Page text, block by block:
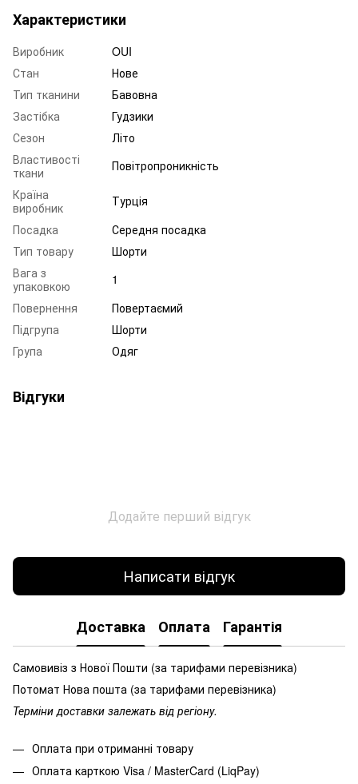
Характеристики
Виробник
OUI
Стан
Нове
Тип тканини
Бавовна
Застібка
Гудзики
Сезон
Літо
Властивості
ткани
Повітропроникність
Країна
виробник
Турція
Посадка
Середня посадка
Тип товару
Шорти
Вага з
упаковкою
1
Повернення
Повертаємий
Підгрупа
Шорти
Група
Одяг
Відгуки
Додайте перший відгук
Написати відгук
Доставка Оплата Гарантія
Самовивіз з Нової Пошти (за тарифами перевізника)
Потомат Нова пошта (за тарифами перевізника)
Терміни доставки залежать від регіону.
Оплата при отриманні товару
Оплата карткою Visa / MasterCard (LiqPay)